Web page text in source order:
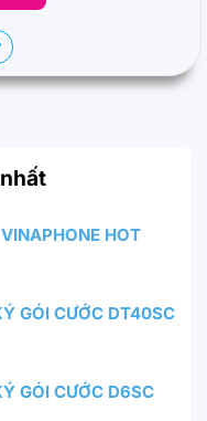
HOT
GÓI CƯỚC DT40SC
GÓI CƯỚC D6SC